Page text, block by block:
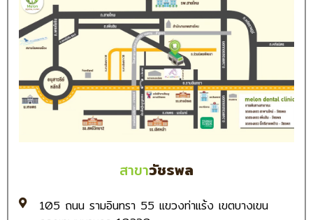
สาขาวัชรพล
105 ถนน รามอินทรา 55 แขวงท่าแร้ง เขตบางเขน